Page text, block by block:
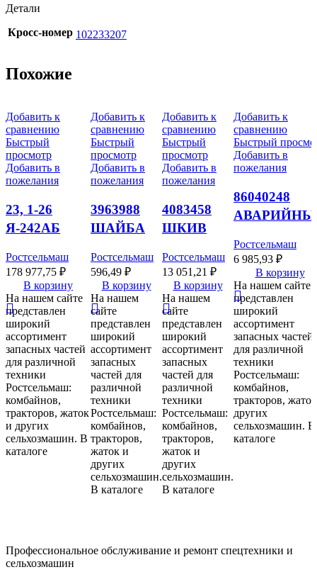
Детали
Кросс-номер 102233207
Похожие
Добавить к
сравнению
Быстрый
просмотр
Добавить в
пожелания
23, 1-26
Я-242АБ
АВТОШИНА
В АШ
Ростсельмаш
178 977,75 ₽
В корзину
На нашем сайте
представлен
широкий
ассортимент
запасных частей
для различной
техники
Ростсельмаш:
комбайнов,
тракторов, жаток
и других
сельхозмашин. В
каталоге
Добавить к
сравнению
Быстрый
просмотр
Добавить в
пожелания
3963988
ШАЙБА
Ростсельмаш
596,49 ₽
В корзину
На нашем
сайте
представлен
широкий
ассортимент
запасных
частей для
различной
техники
Ростсельмаш:
комбайнов,
тракторов,
жаток и
других
сельхозмашин.
В каталоге
Добавить к
сравнению
Быстрый
просмотр
Добавить в
пожелания
4083458
ШКИВ
Ростсельмаш
13 051,21 ₽
В корзину
На нашем
сайте
представлен
широкий
ассортимент
запасных
частей для
различной
техники
Ростсельмаш:
комбайнов,
тракторов,
жаток и
других
сельхозмашин.
В каталоге
Добавить к
сравнению
Быстрый
Добавить в
пожелания
86040248
Ростсельмаш
6 985,93 ₽
В корзину
На нашем сайте
представлен
широкий
ассортимент
запасных частей
для различной
техники
Ростсельмаш:
комбайнов,
тракторов,
других
сельхозмашин. В
каталоге
Профессиональное обслуживание и ремонт спецтехники и
сельхозмашин